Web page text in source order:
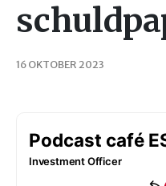
16 OKTOBER 2023